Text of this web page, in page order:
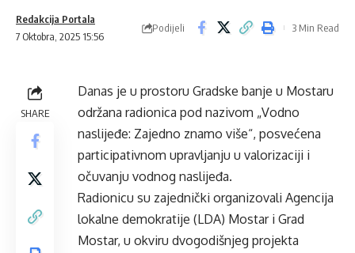
7 Oktobra, 2025 15:56
Redakcija Portala
Podijeli 3 Min Read
SHARE
Danas je u prostoru Gradske banje u Mostaru
održana radionica pod nazivom „Vodno
naslijeđe: Zajedno znamo više“, posvećena
participativnom upravljanju u valorizaciji i
očuvanju vodnog naslijeđa.
Radionicu su zajednički organizovali Agencija
lokalne demokratije (LDA) Mostar i Grad
Mostar, u okviru dvogodišnjeg projekta